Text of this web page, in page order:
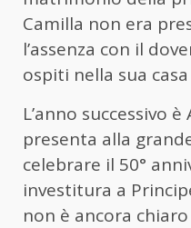
Camilla non era
l’assenza con il
ospiti nella sua casa
L’anno successivo
presenta alla
celebrare il 50°
investitura a
non è ancora